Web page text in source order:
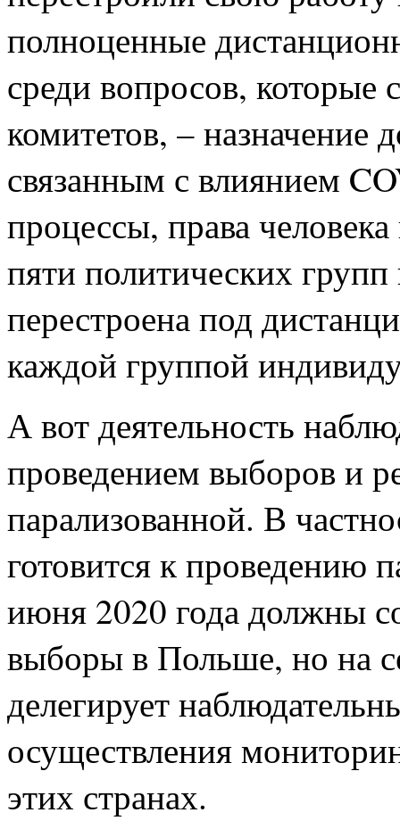
полноценные
среди вопросов, которые
комитетов, – назначение
связанным с влиянием
процессы, права
пяти политических
перестроена под
каждой группой
А вот деятельность
проведением выборов и
парализованной. В
готовится к проведению
июня 2020 года должны
выборы в Польше, но на
делегирует
осуществления
этих странах.